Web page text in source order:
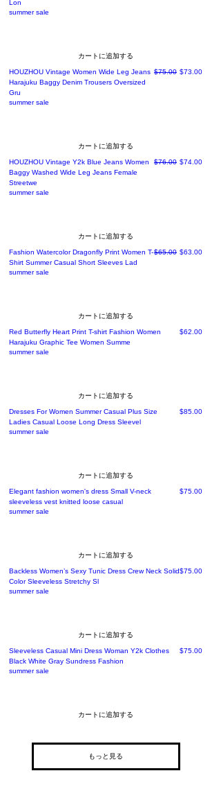
Lon
summer sale
カートに追加する
HOUZHOU Vintage Women Wide Leg Jeans
Harajuku Baggy Denim Trousers Oversized
Gru
通常価格
$75.00 セール価格
$73.00
summer sale
カートに追加する
HOUZHOU Vintage Y2k Blue Jeans Women
Baggy Washed Wide Leg Jeans Female
Streetwe
通常価格
$76.00 セール価格
$74.00
summer sale
カートに追加する
Fashion Watercolor Dragonfly Print Women T-
Shirt Summer Casual Short Sleeves Lad
通常価格
$65.00 セール価格
$63.00
summer sale
カートに追加する
Red Butterfly Heart Print T-shirt Fashion Women
Harajuku Graphic Tee Women Summe
価格
$62.00
summer sale
カートに追加する
Dresses For Women Summer Casual Plus Size
Ladies Casual Loose Long Dress Sleevel
価格
$85.00
summer sale
カートに追加する
Elegant fashion women's dress Small V-neck
sleeveless vest knitted loose casual
価格
$75.00
summer sale
カートに追加する
Backless Women’s Sexy Tunic Dress Crew Neck Solid
Color Sleeveless Stretchy Sl
価格
$75.00
summer sale
カートに追加する
Sleeveless Casual Mini Dress Woman Y2k Clothes
Black White Gray Sundress Fashion
価格
$75.00
summer sale
カートに追加する
もっと見る